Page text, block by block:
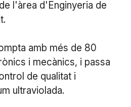
l'àrea d'Enginyeria de
amb més de 80
i mecànics, i passa
de qualitat i
ultraviolada.